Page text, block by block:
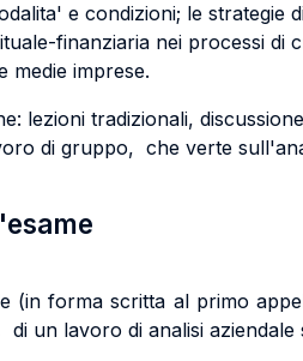
e condizioni; le strategie
finanziaria nei processi
medie imprese.
lezioni tradizionali,
di gruppo, che verte
(in forma scritta al primo
un lavoro di analisi